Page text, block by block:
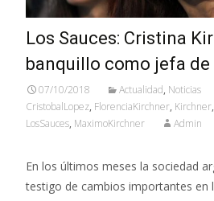
Los Sauces: Cristina
banquillo como jefa de
07/10/2018 Actualidad, Noticias
CristobalLopez, FlorenciaKirchner, Kirchner,
LosSauces, MaximoKirchner Admin
En los últimos meses la sociedad
testigo de cambios importantes en